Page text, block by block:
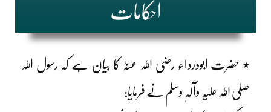
احکامات
٭ حضرت ابودرداء رضی اللہ عنہٗ کا بیان ہے کہ رسول اللہ
صلی اللہ علیہ وآلہٖ وسلم نے فرمایا: